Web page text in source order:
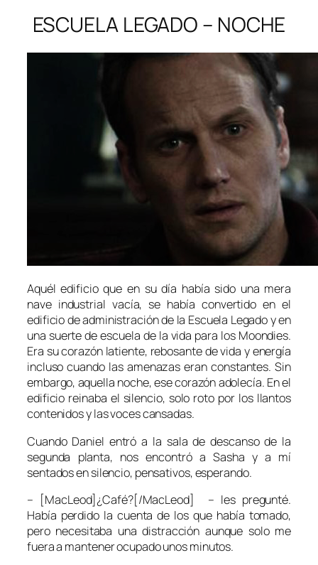
ESCUELA LEGADO – NOCHE
Aquél edificio que en su día había sido una mera
nave industrial vacía, se había convertido en el
edificio de administración de la Escuela Legado y en
una suerte de escuela de la vida para los Moondies.
Era su corazón latiente, rebosante de vida y energía
incluso cuando las amenazas eran constantes. Sin
embargo, aquella noche, ese corazón adolecía. En el
edificio reinaba el silencio, solo roto por los llantos
contenidos y las voces cansadas.
Cuando Daniel entró a la sala de descanso de la
segunda planta, nos encontró a Sasha y a mí
sentados en silencio, pensativos, esperando.
– [MacLeod]¿Café?[/MacLeod] – les pregunté.
Había perdido la cuenta de los que había tomado,
pero necesitaba una distracción aunque solo me
fuera a mantener ocupado unos minutos.